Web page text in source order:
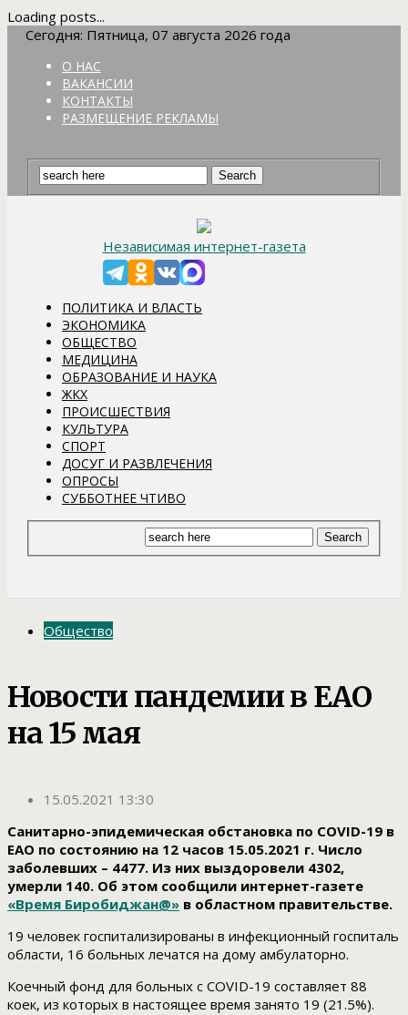
Loading posts...
Сегодня: Пятница, 07 августа 2026 года
О НАС
ВАКАНСИИ
КОНТАКТЫ
РАЗМЕЩЕНИЕ РЕКЛАМЫ
Независимая интернет-газета
ПОЛИТИКА И ВЛАСТЬ
ЭКОНОМИКА
ОБЩЕСТВО
МЕДИЦИНА
ОБРАЗОВАНИЕ И НАУКА
ЖКХ
ПРОИСШЕСТВИЯ
КУЛЬТУРА
СПОРТ
ДОСУГ И РАЗВЛЕЧЕНИЯ
ОПРОСЫ
СУББОТНЕЕ ЧТИВО
Общество
Новости пандемии в ЕАО
на 15 мая
15.05.2021 13:30
Санитарно-эпидемическая обстановка по COVID-19 в
ЕАО по состоянию на 12 часов 15.05.2021 г. Число
заболевших – 4477. Из них выздоровели 4302,
умерли 140. Об этом сообщили интернет-газете
«Время Биробиджан@» в областном правительстве.
19 человек госпитализированы в инфекционный госпиталь
области, 16 больных лечатся на дому амбулаторно.
Коечный фонд для больных с COVID-19 составляет 88
коек, из которых в настоящее время занято 19 (21.5%).